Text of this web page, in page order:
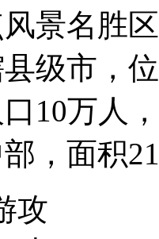
景名胜
级市，
10万人
，面积